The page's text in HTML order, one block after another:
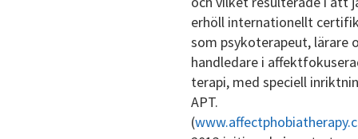
erhöll internationellt
som psykoterapeut, lärare
handledare i
terapi, med speciell
APT.
(